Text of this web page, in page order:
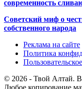
современность
Советский миф о
собственного народа
Реклама на сайте
Политика
© 2026 - Твой Алтай.
Любое копирование